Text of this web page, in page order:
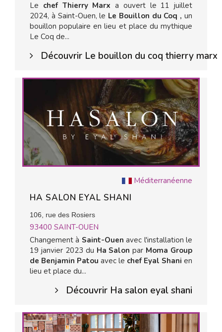
Le chef Thierry Marx a ouvert le 11 juillet
2024, à Saint-Ouen, le Le Bouillon du Coq , un
bouillon populaire en lieu et place du mythique
Le Coq de...
Découvrir Le bouillon du coq thierry marx
Méditerranéenne
HA SALON EYAL SHANI
106, rue des Rosiers
93400 SAINT-OUEN
Changement à Saint-Ouen avec l'installation le
19 janvier 2023 du Ha Salonpar Moma Group
de Benjamin Patou avec le chef Eyal Shani en
lieu et place du...
Découvrir Ha salon eyal shani